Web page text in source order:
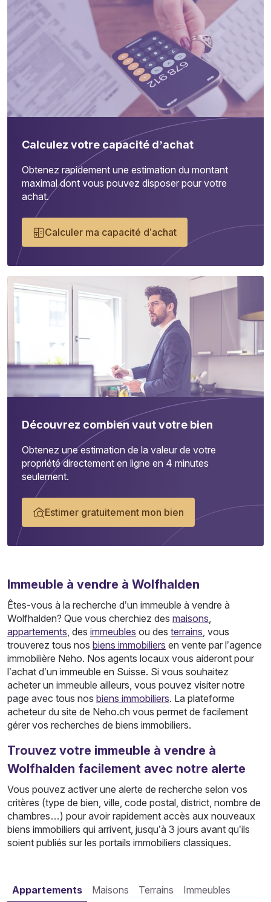
Calculez votre capacité d’achat
Obtenez rapidement une estimation du montant
maximal dont vous pouvez disposer pour votre
achat.
Calculer ma capacité d’achat
Découvrez combien vaut votre bien
Obtenez une estimation de la valeur de votre
propriété directement en ligne en 4 minutes
seulement.
Estimer gratuitement mon bien
Immeuble à vendre à Wolfhalden
Êtes-vous à la recherche d’un immeuble à vendre à
Wolfhalden? Que vous cherchiez des maisons,
appartements, des immeubles ou des terrains, vous
trouverez tous nos biens immobiliers en vente par l’agence
immobilière Neho. Nos agents locaux vous aideront pour
l’achat d’un immeuble en Suisse. Si vous souhaitez
acheter un immeuble ailleurs, vous pouvez visiter notre
page avec tous nos biens immobiliers. La plateforme
acheteur du site de Neho.ch vous permet de facilement
gérer vos recherches de biens immobiliers.
Trouvez votre immeuble à vendre à
Wolfhalden facilement avec notre alerte
Vous pouvez activer une alerte de recherche selon vos
critères (type de bien, ville, code postal, district, nombre de
chambres…) pour avoir rapidement accès aux nouveaux
biens immobiliers qui arrivent, jusqu’à 3 jours avant qu’ils
soient publiés sur les portails immobiliers classiques.
Appartements Maisons Terrains Immeubles